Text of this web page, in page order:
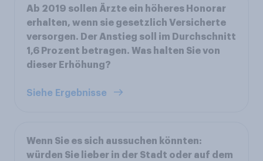
Ab 2019 sollen Ärzte ein höheres Honorar
erhalten, wenn sie gesetzlich Versicherte
versorgen. Der Anstieg soll im Durchschnitt
1,6 Prozent betragen. Was halten Sie von
dieser Erhöhung?
Siehe Ergebnisse
Wenn Sie es sich aussuchen könnten:
würden Sie lieber in der Stadt oder auf dem